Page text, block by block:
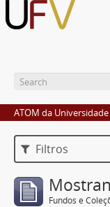
ATOM da
Filtros
Fundos e